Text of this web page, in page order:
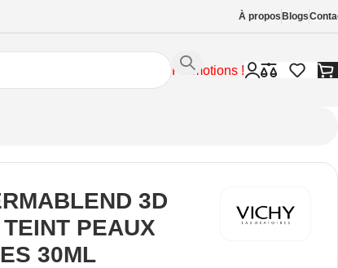
À propos Blogs
Promotions !
3D
PEAUX
30ML